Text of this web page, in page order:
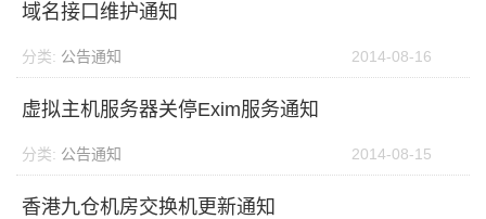
域名接口维护通知
分类: 公告通知 2014-08-16
虚拟主机服务器关停Exim服务通知
分类: 公告通知 2014-08-15
香港九仓机房交换机更新通知